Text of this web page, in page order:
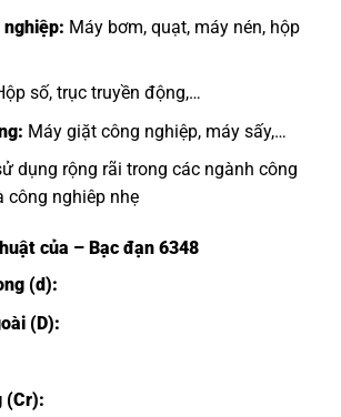
nghiệp: Máy bơm, quạt, máy nén, hộp
số, trục truyền động,…
Máy giặt công nghiệp, máy sấy,…
dụng rộng rãi trong các ngành công
công nghiêp nhẹ
của – Bạc đạn 6348
(d):
(D):
(Cr):